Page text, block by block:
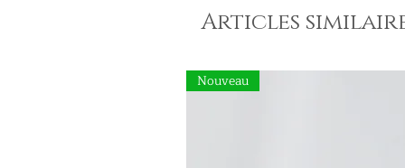
Articles
Nouveau